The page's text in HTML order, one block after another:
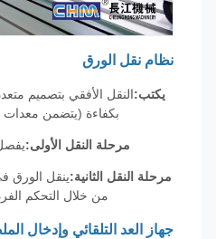
نظام نقل الورق
يكتب:النقل الأفقي بتصميم متعدد
بكفاءة (يتضمن معدات جمع
مرحلة النقل الأولى:يفصل
مرحلة النقل الثانية:ينقل الورق في
من خلال التحكم الفردي
جهاز العد التلقائي وإدخال